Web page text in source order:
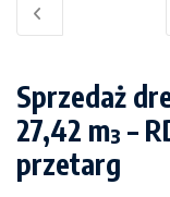
Sprzedaż
27,42 m³ –
przetarg